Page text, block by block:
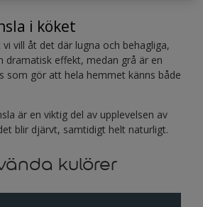
i köket
vill åt det där lugna och behagliga,
dramatisk effekt, medan grå är en
som gör att hela hemmet känns både
är en viktig del av upplevelsen av
blir djärvt, samtidigt helt naturligt.
kulörer